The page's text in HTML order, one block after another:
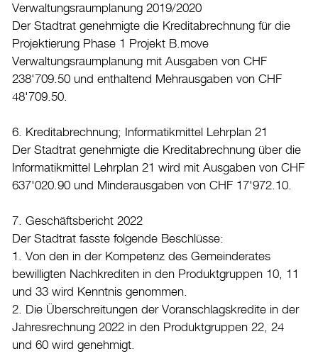
Verwaltungsraumplanung 2019/2020
Der Stadtrat genehmigte die Kreditabrechnung für die
Projektierung Phase 1 Projekt B.move
Verwaltungsraumplanung mit Ausgaben von CHF
238'709.50 und enthaltend Mehrausgaben von CHF
48'709.50.
6. Kreditabrechnung; Informatikmittel Lehrplan 21
Der Stadtrat genehmigte die Kreditabrechnung über die
Informatikmittel Lehrplan 21 wird mit Ausgaben von CHF
637'020.90 und Minderausgaben von CHF 17'972.10.
7. Geschäftsbericht 2022
Der Stadtrat fasste folgende Beschlüsse:
1. Von den in der Kompetenz des Gemeinderates
bewilligten Nachkrediten in den Produktgruppen 10, 11
und 33 wird Kenntnis genommen.
2. Die Überschreitungen der Voranschlagskredite in der
Jahresrechnung 2022 in den Produktgruppen 22, 24
und 60 wird genehmigt.